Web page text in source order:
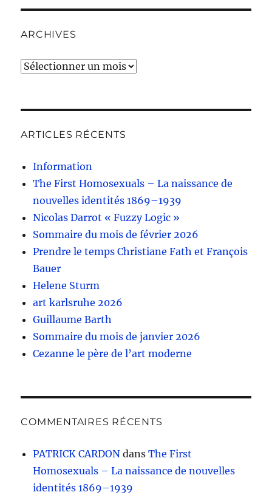
ARCHIVES
Archives
ARTICLES RÉCENTS
Information
The First Homosexuals – La naissance de
nouvelles identités 1869–1939
Nicolas Darrot « Fuzzy Logic »
Sommaire du mois de février 2026
Prendre le temps Christiane Fath et François
Bauer
Helene Sturm
art karlsruhe 2026
Guillaume Barth
Sommaire du mois de janvier 2026
Cezanne le père de l’art moderne
COMMENTAIRES RÉCENTS
PATRICK CARDON dansThe First
Homosexuals – La naissance de nouvelles
identités 1869–1939